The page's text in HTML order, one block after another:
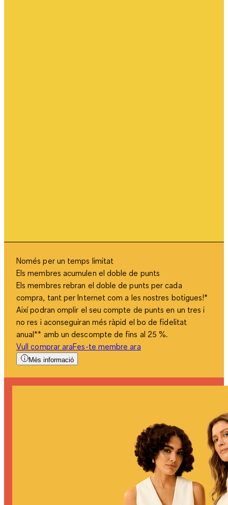
Només per un temps limitat
Els membres acumulen el doble de punts
Els membres rebran el doble de punts per cada
compra, tant per Internet com a les nostres botigues!*
Així podran omplir el seu compte de punts en un tres i
no res i aconseguiran més ràpid el bo de fidelitat
anual** amb un descompte de fins al 25 %.
Vull comprar araFes-te membre ara
Més informació